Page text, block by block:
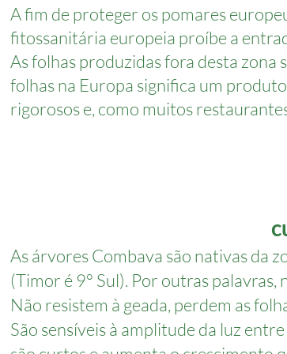
A fim de proteger os pomares
fitossanitária europeia proíbe a
As folhas produzidas fora desta zona
folhas na Europa significa um
rigorosos e, como muitos
As árvores Combava são nativas da
(Timor é 9° Sul). Por outras
Não resistem à geada, perdem as
São sensíveis à amplitude da luz